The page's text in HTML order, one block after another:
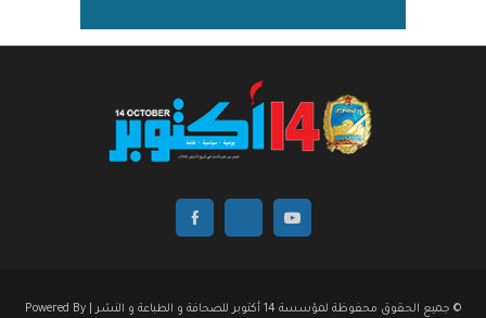
© جميع الحقوق محفوظة لمؤسسة 14 أكتوبر للصحافة و الطباعة و النشر | Powered By